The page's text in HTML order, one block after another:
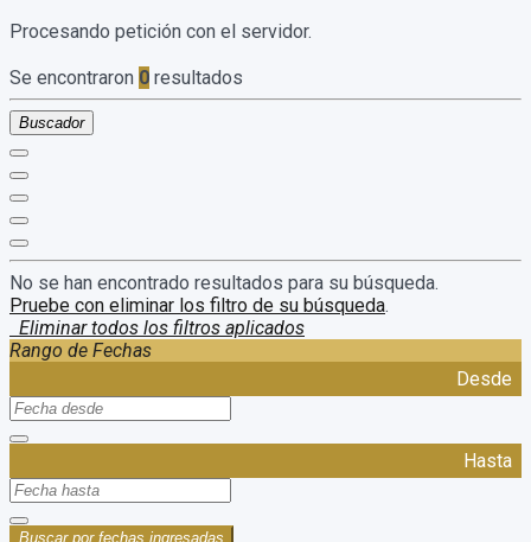
Procesando petición con el servidor.
Se encontraron 0 resultados
Buscador
No se han encontrado resultados para su búsqueda.
Pruebe con eliminar los filtro de su búsqueda.
Eliminar todos los filtros aplicados
Rango de Fechas
Desde
Hasta
Buscar por fechas ingresadas